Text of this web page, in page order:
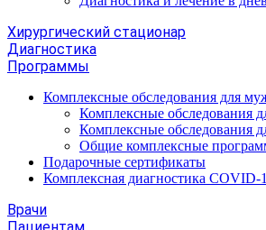
Хирургический стационар
Диагностика
Программы
Комплексные обследования для
Комплексные обследования
Комплексные обследования
Общие комплексные
Подарочные сертификаты
Комплексная диагностика
Врачи